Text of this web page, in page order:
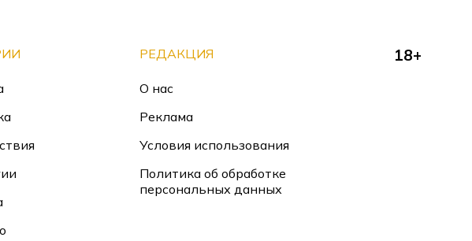
РЕДАКЦИЯ
О нас
Реклама
Условия использования
Политика об обработке
персональных данных
18+